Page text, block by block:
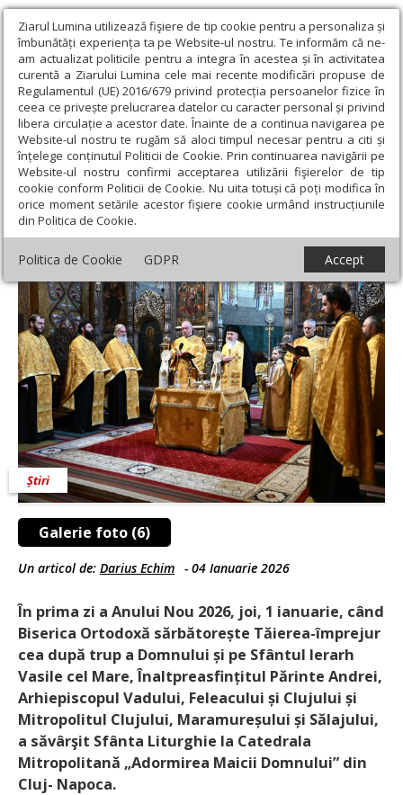
Ziarul Lumina utilizează fişiere de tip cookie pentru a personaliza și
îmbunătăți experiența ta pe Website-ul nostru. Te informăm că ne-
am actualizat politicile pentru a integra în acestea și în activitatea
curentă a Ziarului Lumina cele mai recente modificări propuse de
Regulamentul (UE) 2016/679 privind protecția persoanelor fizice în
ceea ce privește prelucrarea datelor cu caracter personal și privind
libera circulație a acestor date. Înainte de a continua navigarea pe
Website-ul nostru te rugăm să aloci timpul necesar pentru a citi și
înțelege conținutul Politicii de Cookie. Prin continuarea navigării pe
Website-ul nostru confirmi acceptarea utilizării fişierelor de tip
cookie conform Politicii de Cookie. Nu uita totuși că poți modifica în
orice moment setările acestor fişiere cookie urmând instrucțiunile
din Politica de Cookie.
Politica de Cookie GDPR Accept
Ziarul Lumina › Actualitate religioasă › Știri › Numeroși clujeni
au sărbătorit prin rugăciune prima zi a Anului Nou
Numeroși clujeni au sărbătorit prin
rugăciune prima zi a Anului Nou
Galerie foto (6)
Știri
Un articol de: Darius Echim - 04 Ianuarie 2026
În prima zi a Anului Nou 2026, joi, 1 ianuarie, când
Biserica Ortodoxă sărbătorește Tăierea-împrejur
cea după trup a Domnului și pe Sfântul Ierarh
Vasile cel Mare, Înaltpreasfințitul Părinte Andrei,
Arhiepiscopul Vadului, Feleacului și Clujului și
Mitropolitul Clujului, Maramureșului și Sălajului,
a săvârşit Sfânta Liturghie la Catedrala
Mitropolitană „Adormirea Maicii Domnului” din
Cluj- Napoca.